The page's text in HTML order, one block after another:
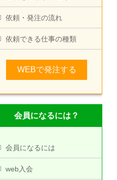
依頼・発注の流れ
依頼できる仕事の種類
WEBで発注する
会員になるには？
会員になるには
web入会